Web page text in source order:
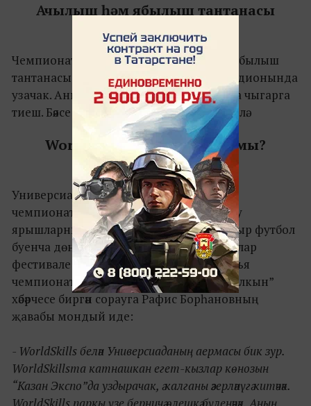
Ачылыш һәм ябылыш тантанасы
Чемпионатның ачылыш (22 август) һәм ябылыш
тантанасы (27 август) “Казан Арена” стадионында
узачак. Аның билетлары 30 майда сатуга чыгарга
тиеш. Бәясе 300-1500 сум булыр, дип көтелә.
WorldSkills паркы булачакмы?
Универсиада, Су спорты буенча дөнья
чемпионаты, Конфедерация кубогы – бу
ярышларның үз паркы була иде. Ә былтыр футбол
буенча дөнья чемпионатында Җанатарлар
фестивале гөрләп узды. Ә WorldSkills дөнья
чемпионатының үз паркы булырмы? “Ялкын”
хәбәрчесе биргән сорауга Рафис Борһановның
җавабы мондый иде:
- WorldSkills белән Универсиаданың аермасы бик зур.
WorldSkillsта катнашкан егет-кызлар көнозын
“Казан Экспо”да уздырачак, ә калганы әзерләнүгә китәчәк.
WorldSkills паркы үзе берничә өлешкә бүленәчәк. Аның